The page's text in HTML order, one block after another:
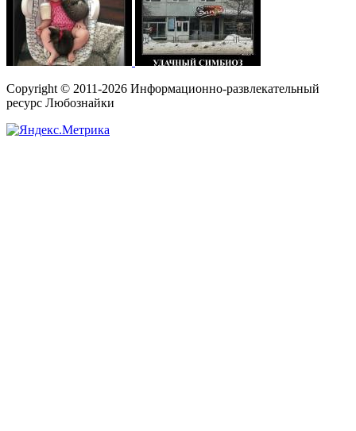
Copyright © 2011-2026 Информационно-развлекательный
ресурс Любознайки